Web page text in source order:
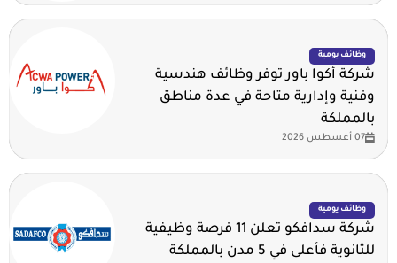
وظائف يومية
شركة أكوا باور توفر وظائف هندسية
وفنية وإدارية متاحة في عدة مناطق
بالمملكة
07 أغسطس 2026
وظائف يومية
شركة سدافكو تعلن 11 فرصة وظيفية
للثانوية فأعلى في 5 مدن بالمملكة